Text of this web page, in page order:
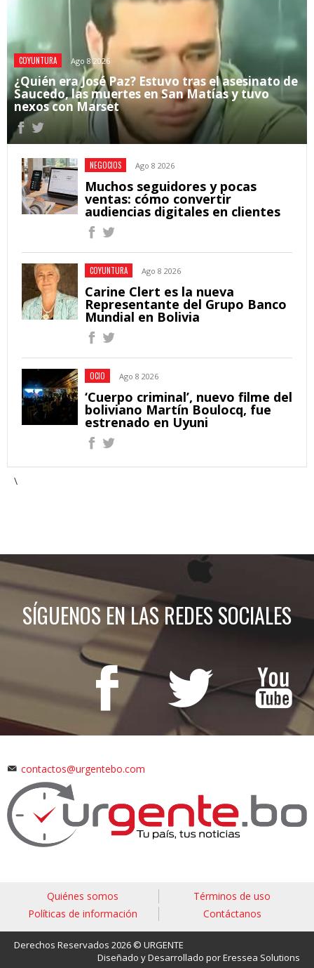
COYUNTURA Ago 8 2026
¿Quién era José Paz? Estuvo tras el asesinato de
Saucedo, las muertes en San Matías y tuvo
nexos con Marset
NEGOCIOS Ago 8 2026
Muchos seguidores y pocas
ventas: cómo convertir
audiencias digitales en clientes
COYUNTURA Ago 8 2026
Carine Clert es la nueva
Representante del Grupo Banco
Mundial en Bolivia
OCIO Ago 8 2026
‘Cuerpo criminal’, nuevo filme del
boliviano Martín Boulocq, fue
estrenado en Uyuni
\
SÍGUENOS EN LAS REDES SOCIALES
contactos@urgentebo.com
Quiénes somos
Términos de uso
Políticas de información
Contáctanos
Derechos Reservados 2026 © URGENTE
Diseñado y Desarrollado por Eressea Solutions